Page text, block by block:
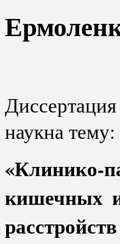
наукна тему:
«Клинико-
кишечных